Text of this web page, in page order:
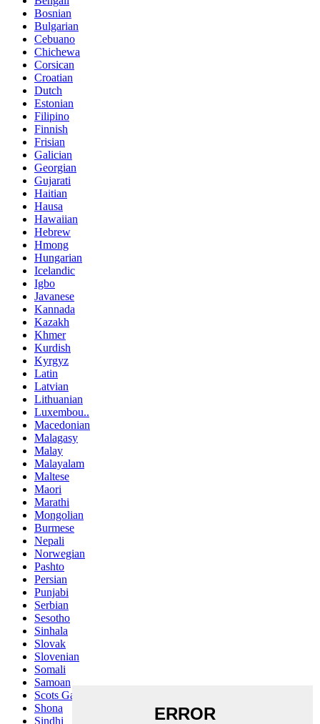
Bosnian
Bulgarian
Cebuano
Chichewa
Corsican
Croatian
Dutch
Estonian
Filipino
Finnish
Frisian
Galician
Georgian
Gujarati
Haitian
Hausa
Hawaiian
Hebrew
Hmong
Hungarian
Icelandic
Igbo
Javanese
Kannada
Kazakh
Khmer
Kurdish
Kyrgyz
Latin
Latvian
Lithuanian
Luxembou..
Macedonian
Malagasy
Malay
Malayalam
Maltese
Maori
Marathi
Mongolian
Burmese
Nepali
Norwegian
Pashto
Persian
Punjabi
Serbian
Sesotho
Sinhala
Slovak
Slovenian
Somali
Samoan
Scots Gaelic
Shona
Sindhi